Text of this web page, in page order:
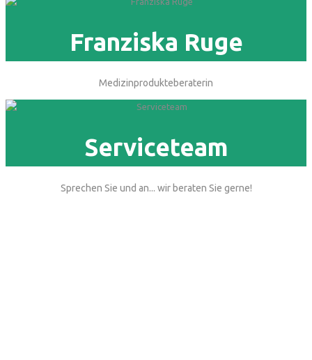
Franziska Ruge
Medizinprodukteberaterin
Serviceteam
Sprechen Sie und an... wir beraten Sie gerne!